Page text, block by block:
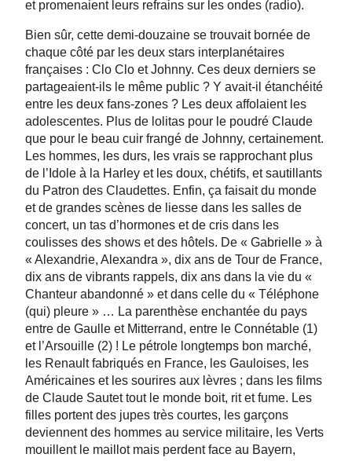
et promenaient leurs refrains sur les ondes (radio).
Bien sûr, cette demi-douzaine se trouvait bornée de
chaque côté par les deux stars interplanétaires
françaises : Clo Clo et Johnny. Ces deux derniers se
partageaient-ils le même public ? Y avait-il étanchéité
entre les deux fans-zones ? Les deux affolaient les
adolescentes. Plus de lolitas pour le poudré Claude
que pour le beau cuir frangé de Johnny, certainement.
Les hommes, les durs, les vrais se rapprochant plus
de l’Idole à la Harley et les doux, chétifs, et sautillants
du Patron des Claudettes. Enfin, ça faisait du monde
et de grandes scènes de liesse dans les salles de
concert, un tas d’hormones et de cris dans les
coulisses des shows et des hôtels. De « Gabrielle » à
« Alexandrie, Alexandra », dix ans de Tour de France,
dix ans de vibrants rappels, dix ans dans la vie du «
Chanteur abandonné » et dans celle du « Téléphone
(qui) pleure » … La parenthèse enchantée du pays
entre de Gaulle et Mitterrand, entre le Connétable (1)
et l’Arsouille (2) ! Le pétrole longtemps bon marché,
les Renault fabriqués en France, les Gauloises, les
Américaines et les sourires aux lèvres ; dans les films
de Claude Sautet tout le monde boit, rit et fume. Les
filles portent des jupes très courtes, les garçons
deviennent des hommes au service militaire, les Verts
mouillent le maillot mais perdent face au Bayern,